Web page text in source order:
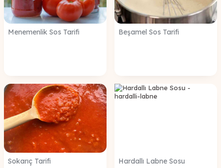
Menemenlik Sos Tarifi Beşamel Sos Tarifi
Sokarıç Tarifi Hardallı Labne Sosu